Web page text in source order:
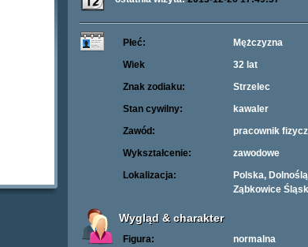
Płeć:
Mężczyzna
Wiek
32 lat
Znak zodiaku:
Strzelec
Stan cywilny:
kawaler
Zawód:
pracownik
Wykształcenie:
zawodowe
Lokalizacja:
Polska,
Ząbkowice
Wygląd & charakter
Figura:
normalna